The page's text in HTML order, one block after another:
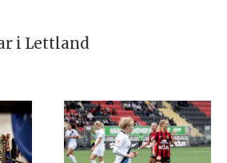
i Lettland